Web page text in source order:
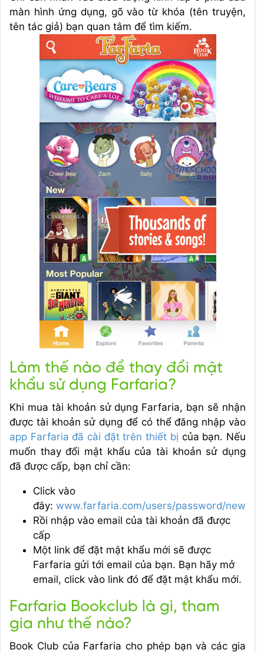
màn hình ứng dụng, gõ vào từ khóa (tên truyện,
tên tác giả) bạn quan tâm để tìm kiếm.
Làm thế nào để thay đổi mật
khẩu sử dụng Farfaria?
Khi mua tài khoản sử dụng Farfaria, bạn sẽ nhận
được tài khoản sử dụng để có thể đăng nhập vào
app Farfaria đã cài đặt trên thiết bị của bạn. Nếu
muốn thay đổi mật khẩu của tài khoản sử dụng
đã được cấp, bạn chỉ cần:
Click vào
đây: www.farfaria.com/users/password/new
Rồi nhập vào email của tài khoản đã được
cấp
Một link để đặt mật khẩu mới sẽ được
Farfaria gửi tới email của bạn. Bạn hãy mở
email, click vào link đó để đặt mật khẩu mới.
Farfaria Bookclub là gì, tham
gia như thế nào?
Book Club của Farfaria cho phép bạn và các gia